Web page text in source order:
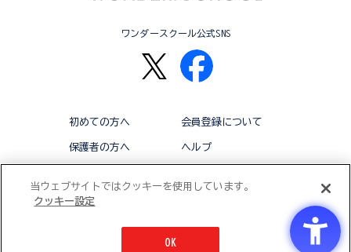
ワンダースクール公式SNS
初めての方へ 会員登録について
保護者の方へ ヘルプ
© BANDAI CO.,LTD 2015 ALL RIGHTS RESERVED
当ウェブサイトではクッキーを使用しています。
クッキー設定
OK